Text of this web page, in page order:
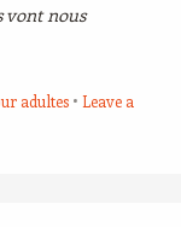
vont nous
adultes
Leave a